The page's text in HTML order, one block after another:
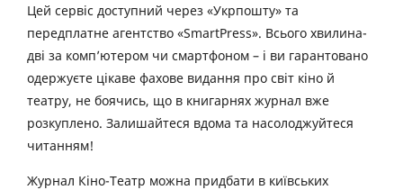
Цей сервіс доступний через «Укрпошту» та
передплатне агентство «SmartPress». Всього хвилина-
дві за комп’ютером чи смартфоном – і ви гарантовано
одержуєте цікаве фахове видання про світ кіно й
театру, не боячись, що в книгарнях журнал вже
розкуплено. Залишайтеся вдома та насолоджуйтеся
читанням!
Журнал Кіно-Театр можна придбати в київських